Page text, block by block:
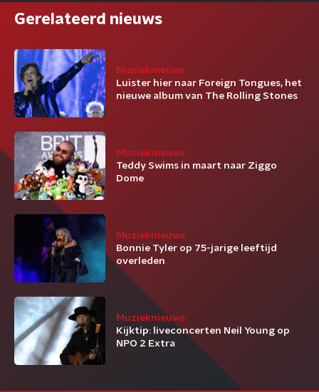
Gerelateerd nieuws
Muzieknieuws
Luister hier naar Foreign Tongues, het
nieuwe album van The Rolling Stones
Muzieknieuws
Teddy Swims in maart naar Ziggo
Dome
Muzieknieuws
Bonnie Tyler op 75-jarige leeftijd
overleden
Muzieknieuws
Kijktip: liveconcerten Neil Young op
NPO 2 Extra